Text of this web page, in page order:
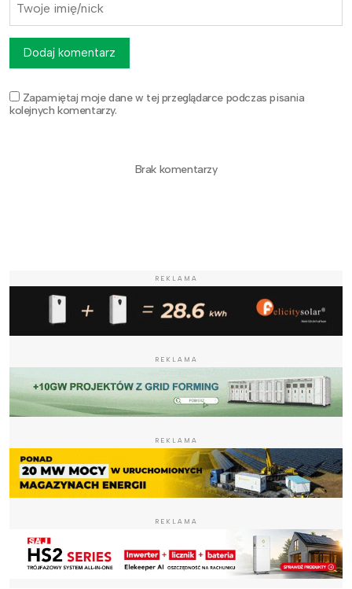
Zapamiętaj moje dane w tej przeglądarce podczas pisania
kolejnych komentarzy.
Dodaj komentarz
Brak komentarzy
REKLAMA
REKLAMA
REKLAMA
REKLAMA